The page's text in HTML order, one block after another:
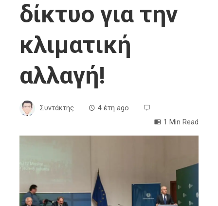
δίκτυο για την
κλιματική
αλλαγή!
Συντάκτης
4 έτη ago
1 Min Read